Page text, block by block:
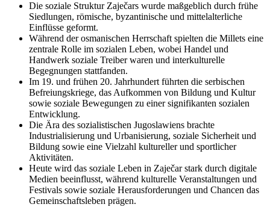
Die soziale Struktur Zaječars wurde maßgeblich durch frühe
Siedlungen, römische, byzantinische und mittelalterliche
Einflüsse geformt.
Während der osmanischen Herrschaft spielten die Millets eine
zentrale Rolle im sozialen Leben, wobei Handel und
Handwerk soziale Treiber waren und interkulturelle
Begegnungen stattfanden.
Im 19. und frühen 20. Jahrhundert führten die serbischen
Befreiungskriege, das Aufkommen von Bildung und Kultur
sowie soziale Bewegungen zu einer signifikanten sozialen
Entwicklung.
Die Ära des sozialistischen Jugoslawiens brachte
Industrialisierung und Urbanisierung, soziale Sicherheit und
Bildung sowie eine Vielzahl kultureller und sportlicher
Aktivitäten.
Heute wird das soziale Leben in Zaječar stark durch digitale
Medien beeinflusst, während kulturelle Veranstaltungen und
Festivals sowie soziale Herausforderungen und Chancen das
Gemeinschaftsleben prägen.